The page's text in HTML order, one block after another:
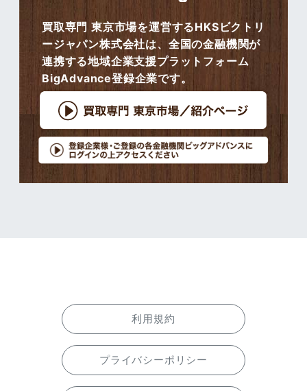
買取専門 東京市場を運営するHKSビクトリ
ージャパン株式会社は、全国の金融機関が
連携する地域企業支援プラットフォーム
BigAdvance登録企業です。
利用規約
プライバシーポリシー